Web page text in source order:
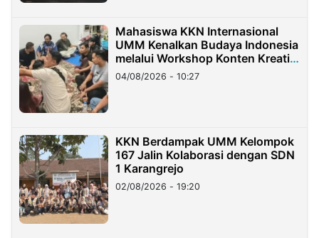
Mahasiswa KKN Internasional
UMM Kenalkan Budaya Indonesia
melalui Workshop Konten Kreatif
di Taiwan
04/08/2026 - 10:27
KKN Berdampak UMM Kelompok
167 Jalin Kolaborasi dengan SDN
1 Karangrejo
02/08/2026 - 19:20